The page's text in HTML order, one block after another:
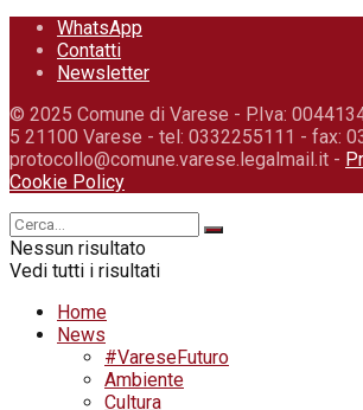
WhatsApp
Contatti
Newsletter
© 2025 Comune di Varese - P.Iva:
5 21100 Varese - tel: 0332255111 - fax:
protocollo@comune.varese.legalmail.it -
Cookie Policy
Nessun risultato
Vedi tutti i risultati
Home
News
#VareseFuturo
Ambiente
Cultura